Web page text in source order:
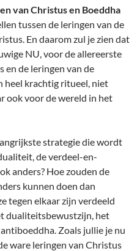
van Christus en Boeddha
tussen de leringen van de
En daarom zul je zien dat
NU, voor de allereerste
en de leringen van de
heel krachtig ritueel, niet
ook voor de wereld in het
strategie die wordt
de verdeel-en-
anders? Hoe zouden de
kunnen doen dan
tegen elkaar zijn verdeeld
dualiteitsbewustzijn, het
Zoals jullie je nu
ware leringen van Christus